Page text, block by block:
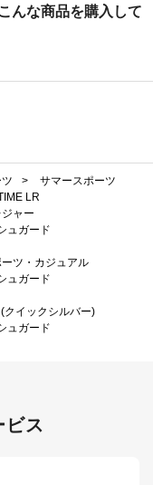
んな商品を購入して
>
サマースポーツ
LR
ャー
ュガード
ツ・カジュアル
ュガード
クイックシルバー)
ュガード
ビス